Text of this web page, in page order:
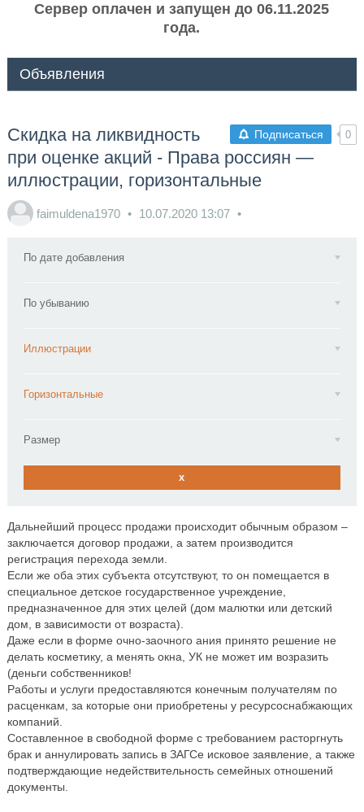
Сервер оплачен и запущен до 06.11.2025
года.
Объявления
Подписаться 0
Скидка на ликвидность
при оценке акций - Права россиян —
иллюстрации, горизонтальные
faimuldena1970 10.07.2020 13:07
По дате добавления
По убыванию
Иллюстрации
Горизонтальные
Размер
x
Дальнейший процесс продажи происходит обычным образом –
заключается договор продажи, а затем производится
регистрация перехода земли.
Если же оба этих субъекта отсутствуют, то он помещается в
специальное детское государственное учреждение,
предназначенное для этих целей (дом малютки или детский
дом, в зависимости от возраста).
Даже если в форме очно-заочного ания принято решение не
делать косметику, а менять окна, УК не может им возразить
(деньги собственников!
Работы и услуги предоставляются конечным получателям по
расценкам, за которые они приобретены у ресурсоснабжающих
компаний.
Составленное в свободной форме с требованием расторгнуть
брак и аннулировать запись в ЗАГСе исковое заявление, а также
подтверждающие недействительность семейных отношений
документы.